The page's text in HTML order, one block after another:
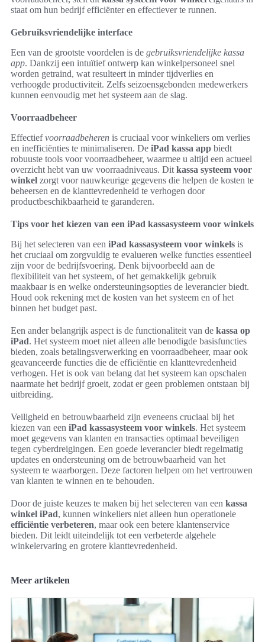
staat om hun bedrijf efficiënter en effectiever te runnen.
Gebruiksvriendelijke interface
Een van de grootste voordelen is de gebruiksvriendelijke kassa
app. Dankzij een intuïtief ontwerp kan winkelpersoneel snel
worden getraind, wat resulteert in minder tijdverlies en
verhoogde productiviteit. Zelfs seizoensgebonden medewerkers
kunnen eenvoudig met het systeem aan de slag.
Voorraadbeheer
Effectiefvoorraadbeheren is cruciaal voor winkeliers om verlies
en inefficiënties te minimaliseren. De iPad kassa app biedt
robuuste tools voor voorraadbeheer, waarmee u altijd een actueel
overzicht hebt van uw voorraadniveaus. Dit kassa systeem voor
winkel zorgt voor nauwkeurige gegevens die helpen de kosten te
beheersen en de klanttevredenheid te verhogen door
productbeschikbaarheid te garanderen.
Tips voor het kiezen van een iPad kassasysteem voor winkels
Bij het selecteren van een iPad kassasysteem voor winkels is
het cruciaal om zorgvuldig te evalueren welke functies essentieel
zijn voor de bedrijfsvoering. Denk bijvoorbeeld aan de
flexibiliteit van het systeem, of het gemakkelijk gebruik
maakbaar is en welke ondersteuningsopties de leverancier biedt.
Houd ook rekening met de kosten van het systeem en of het
binnen het budget past.
Een ander belangrijk aspect is de functionaliteit van de kassa op
iPad. Het systeem moet niet alleen alle benodigde basisfuncties
bieden, zoals betalingsverwerking en voorraadbeheer, maar ook
geavanceerde functies die de efficiëntie en klanttevredenheid
verhogen. Het is ook van belang dat het systeem kan opschalen
naarmate het bedrijf groeit, zodat er geen problemen ontstaan bij
uitbreiding.
Veiligheid en betrouwbaarheid zijn eveneens cruciaal bij het
kiezen van een iPad kassasysteem voor winkels. Het systeem
moet gegevens van klanten en transacties optimaal beveiligen
tegen cyberdreigingen. Een goede leverancier biedt regelmatig
updates en ondersteuning om de betrouwbaarheid van het
systeem te waarborgen. Deze factoren helpen om het vertrouwen
van klanten te winnen en te behouden.
Door de juiste keuzes te maken bij het selecteren van een kassa
winkel iPad, kunnen winkeliers niet alleen hun operationele
efficiëntie verbeteren, maar ook een betere klantenservice
bieden. Dit leidt uiteindelijk tot een verbeterde algehele
winkelervaring en grotere klanttevredenheid.
Meer artikelen